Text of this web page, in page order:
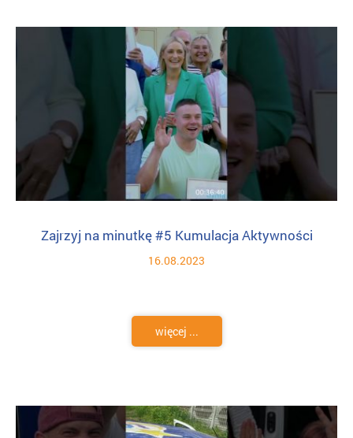
Zajrzyj na minutkę #5 Kumulacja Aktywności
16.08.2023
więcej ...